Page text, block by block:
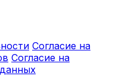
Согласие на
Согласие на